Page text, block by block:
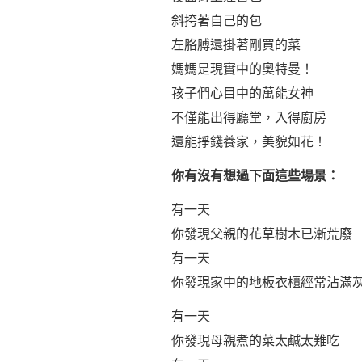
斜挎著自己的包
左胳膊還掛著剛買的菜
媽媽是現實中的奧特曼！
孩子們心目中的萬能女神
不僅能出得廳堂，入得廚房
還能掙錢養家，美貌如花！
你有沒有想過下面這些場景：
有一天
你發現父親的花草樹木已漸荒廢
有一天
你發現家中的地板衣櫃經常沾滿
有一天
你發現母親煮的菜太鹹太難吃